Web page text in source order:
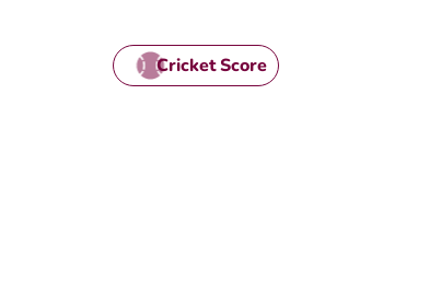
Cricket Score